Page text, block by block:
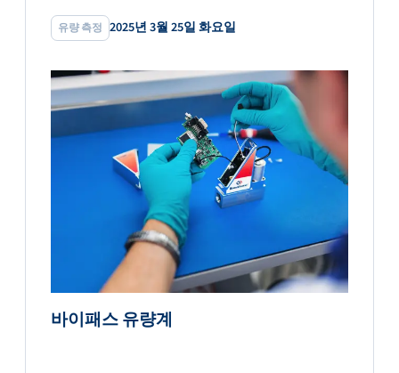
유량 측정 2025년 3월 25일 화요일
바이패스 유량계